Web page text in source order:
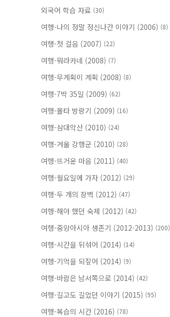
외국어 학습 자료 (30)
여행-나의 정말 정신나간 이야기 (2006) (8)
여행-첫 걸음 (2007) (22)
여행-뭐라카네 (2008) (7)
여행-무계획이 계획 (2008) (8)
여행-7박 35일 (2009) (62)
여행-몰타 방랑기 (2009) (16)
여행-삼대악산 (2010) (24)
여행-겨울 강행군 (2010) (28)
여행-뜨거운 마음 (2011) (40)
여행-월요일에 가자 (2012) (29)
여행-두 개의 장벽 (2012) (47)
여행-해야 했던 숙제 (2012) (42)
여행-중앙아시아 생존기 (2012-2013) (200)
여행-시간을 뒤섞어 (2014) (14)
여행-기억을 되짚어 (2014) (9)
여행-바람은 남서쪽으로 (2014) (42)
여행-길고도 길었던 이야기 (2015) (95)
여행-복습의 시간 (2016) (78)